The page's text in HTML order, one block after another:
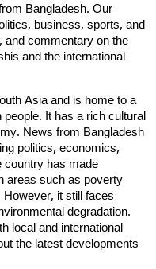
Bangladesh. Our
business, sports, and
and commentary on the
and the international
Asia and is home to a
It has a rich cultural
News from Bangladesh
politics, economics,
country has made
areas such as poverty
it still faces
degradation.
local and international
the latest developments